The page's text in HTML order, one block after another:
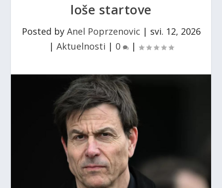
loše startove
Posted by Anel Poprzenovic | svi. 12, 2026
| Aktuelnosti | 0 |